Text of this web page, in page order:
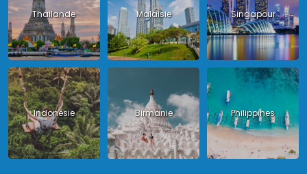
Thailande Malaisie Singapour
Indonésie Birmanie Philippines